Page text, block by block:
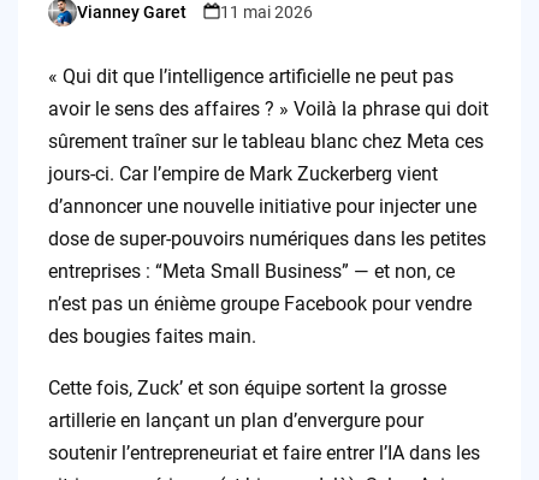
Posted
Vianney Garet 11 mai 2026
« Qui dit que l’intelligence artificielle ne peut pas
avoir le sens des affaires ? » Voilà la phrase qui doit
sûrement traîner sur le tableau blanc chez Meta ces
jours-ci. Car l’empire de Mark Zuckerberg vient
d’annoncer une nouvelle initiative pour injecter une
dose de super-pouvoirs numériques dans les petites
entreprises : “Meta Small Business” — et non, ce
n’est pas un énième groupe Facebook pour vendre
des bougies faites main.
Cette fois, Zuck’ et son équipe sortent la grosse
artillerie en lançant un plan d’envergure pour
soutenir l’entrepreneuriat et faire entrer l’IA dans les